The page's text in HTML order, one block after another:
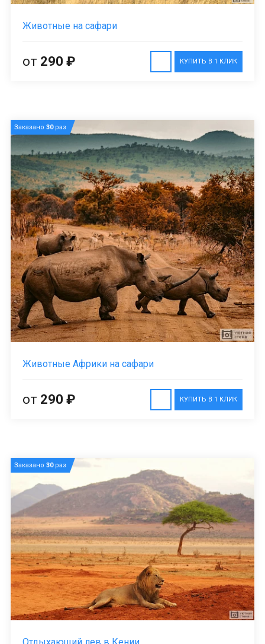
Животные на сафари
КУПИТЬ В 1 КЛИК
от 290 ₽
Заказано 30раз
Животные Африки на сафари
КУПИТЬ В 1 КЛИК
от 290 ₽
Заказано 30раз